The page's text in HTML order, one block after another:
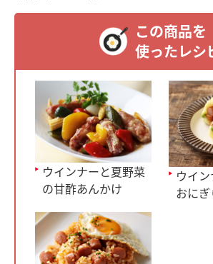
この商品を
使ったレシ
ウインナーと夏野菜
の甘酢あんかけ
ウイ
おにぎ